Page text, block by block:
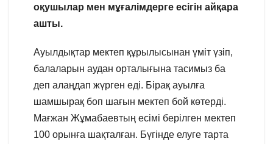
оқушылар мен мұғалімдерге есігін айқара
ашты.
Ауылдықтар мектеп құрылысынан үміт үзіп,
балаларын аудан орталығына тасимыз ба
деп алаңдап жүрген еді. Бірақ ауылға
шамшырақ боп шағын мектеп бой көтерді.
Мағжан Жұмабаевтың есімі берілген мектеп
100 орынға шақталған. Бүгінде елуге тарта